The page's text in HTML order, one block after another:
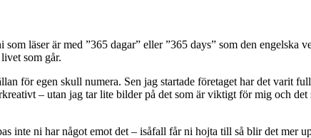
som läser är med ”365 dagar” eller ”365 days” som den
som går.
för egen skull numera. Sen jag startade företaget har det varit
– utan jag tar lite bilder på det som är viktigt för mig och
inte ni har något emot det – isåfall får ni hojta till så blir det mer